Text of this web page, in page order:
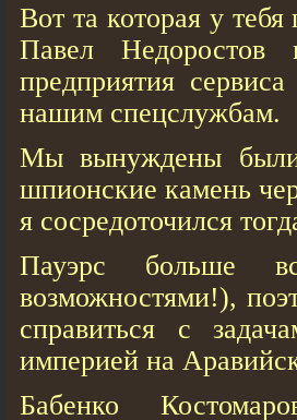
Вот та которая у
Павел Недоростов
предприятия
нашим спецслужбам.
Мы вынуждены были
шпионские камень
я сосредоточился
Пауэрс больше
возможностями!),
справиться с
империей на
Бабенко